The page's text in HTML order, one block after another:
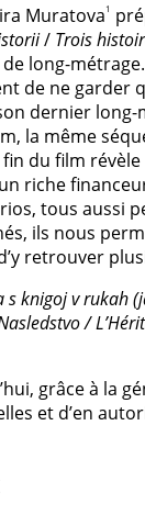
Muratova1
/ Trois
long-
de ne garder
dernier long-
la même
du film
riche
tous aussi
ils nous
retrouver
s knigoj v rukah
/
grâce à la
et d’en